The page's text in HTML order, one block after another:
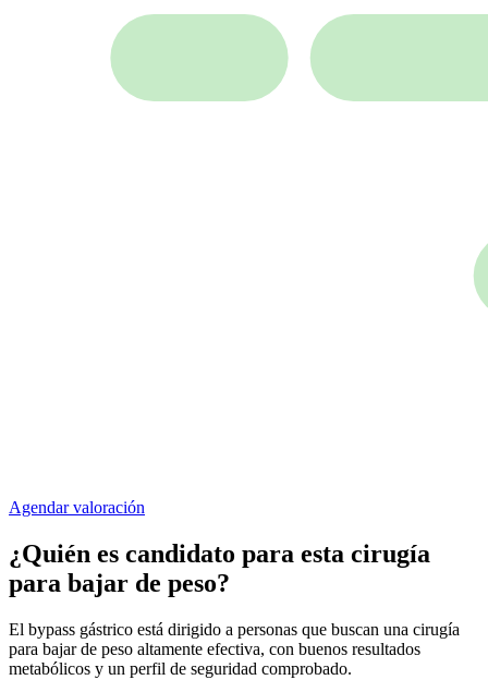
Agendar valoración
¿Quién es candidato para esta cirugía
para bajar de peso?
El bypass gástrico está dirigido a personas que buscan una cirugía
para bajar de peso altamente efectiva, con buenos resultados
metabólicos y un perfil de seguridad comprobado.